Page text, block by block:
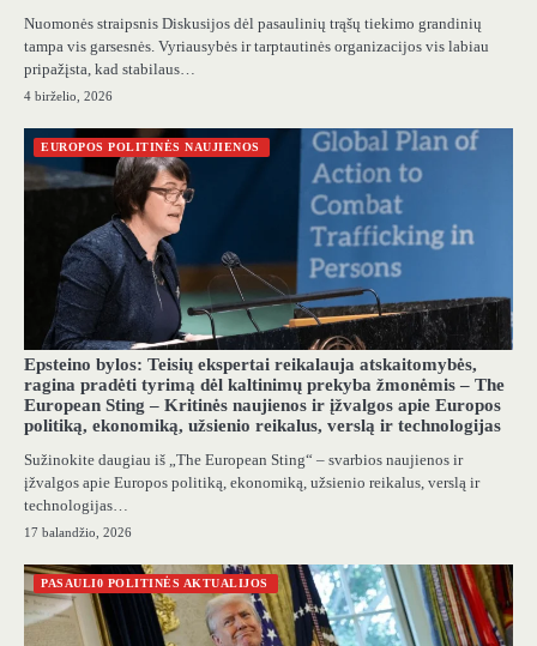
Nuomonės straipsnis Diskusijos dėl pasaulinių trąšų tiekimo grandinių
tampa vis garsesnės. Vyriausybės ir tarptautinės organizacijos vis labiau
pripažįsta, kad stabilaus…
4 birželio, 2026
EUROPOS POLITINĖS NAUJIENOS
Epsteino bylos: Teisių ekspertai reikalauja atskaitomybės,
ragina pradėti tyrimą dėl kaltinimų prekyba žmonėmis – The
European Sting – Kritinės naujienos ir įžvalgos apie Europos
politiką, ekonomiką, užsienio reikalus, verslą ir technologijas
Sužinokite daugiau iš „The European Sting“ – svarbios naujienos ir
įžvalgos apie Europos politiką, ekonomiką, užsienio reikalus, verslą ir
technologijas…
17 balandžio, 2026
PASAULI0 POLITINĖS AKTUALIJOS